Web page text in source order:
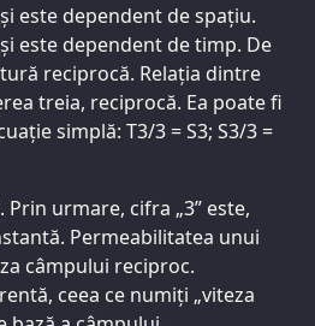
este dependent de spațiu.
este dependent de timp. De
reciprocă. Relația dintre
treia, reciprocă. Ea poate fi
simplă: T3/3 = S3; S3/3 =
urmare, cifra „3” este,
Permeabilitatea unui
câmpului reciproc.
ceea ce numiți „viteza